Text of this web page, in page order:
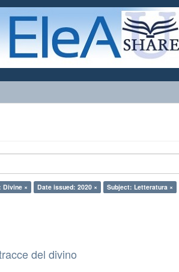
Divine × Date issued: 2020 × Subject: Letteratura ×
del divino